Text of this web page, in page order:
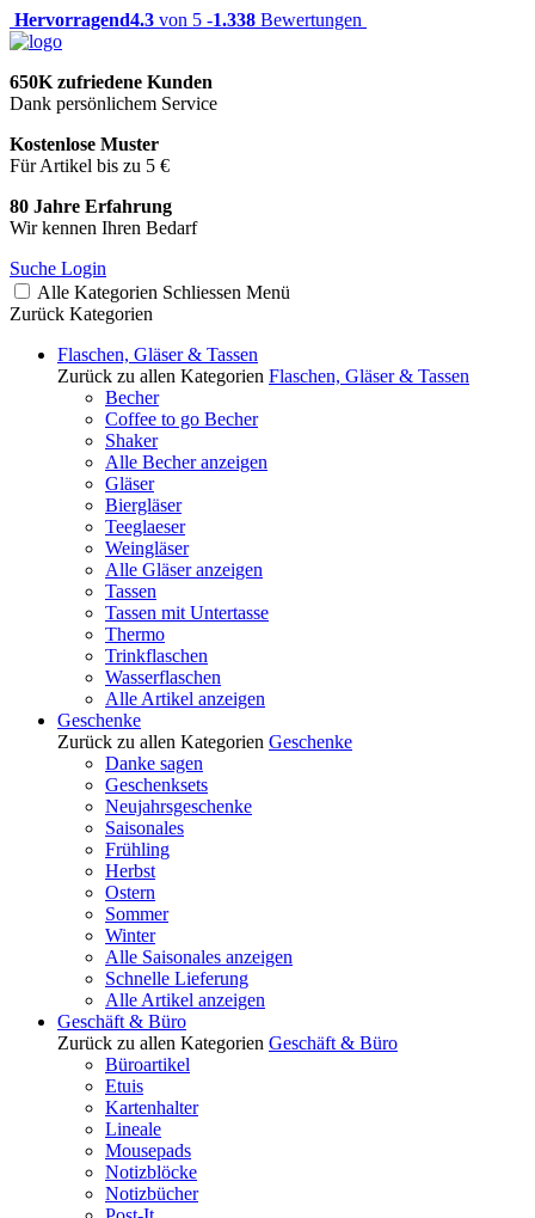
Hervorragend4.3 von 5 -1.338 Bewertungen
650K zufriedene Kunden
Dank persönlichem Service
Kostenlose Muster
Für Artikel bis zu 5 €
80 Jahre Erfahrung
Wir kennen Ihren Bedarf
Suche Login
Alle Kategorien Schliessen Menü
Zurück Kategorien
Flaschen, Gläser & Tassen
Zurück zu allen Kategorien Flaschen, Gläser & Tassen
Becher
Coffee to go Becher
Shaker
Alle Becher anzeigen
Gläser
Biergläser
Teeglaeser
Weingläser
Alle Gläser anzeigen
Tassen
Tassen mit Untertasse
Thermo
Trinkflaschen
Wasserflaschen
Alle Artikel anzeigen
Geschenke
Zurück zu allen Kategorien Geschenke
Danke sagen
Geschenksets
Neujahrsgeschenke
Saisonales
Frühling
Herbst
Ostern
Sommer
Winter
Alle Saisonales anzeigen
Schnelle Lieferung
Alle Artikel anzeigen
Geschäft & Büro
Zurück zu allen Kategorien Geschäft & Büro
Büroartikel
Etuis
Kartenhalter
Lineale
Mousepads
Notizblöcke
Notizbücher